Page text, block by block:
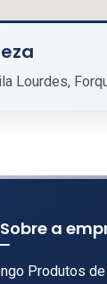
Lourdes,
Sobre a
Produtos